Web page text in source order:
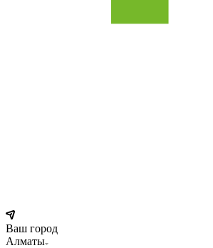
Ваш город
Алматы